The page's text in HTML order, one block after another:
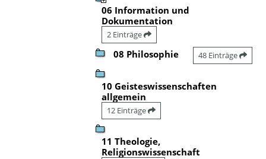
06 Information und
Dokumentation
2 Einträge
08 Philosophie 48 Einträge
10 Geisteswissenschaften
allgemein
12 Einträge
11 Theologie,
Religionswissenschaft